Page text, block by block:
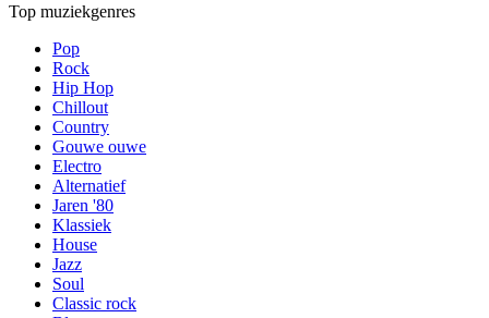
Top muziekgenres
Pop
Rock
Hip Hop
Chillout
Country
Gouwe ouwe
Electro
Alternatief
Jaren '80
Klassiek
House
Jazz
Soul
Classic rock